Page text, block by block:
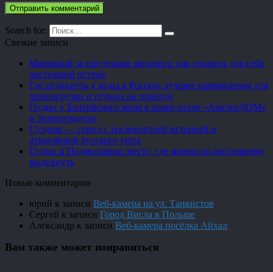
Search for:
Свежие записи
Маврикий за пределами шезлонга: как открыть для себя
настоящий остров
Где отдохнуть у воды в России: лучшие направления для
перезагрузки и отдыха на природе
Отдых у Балтийского моря в апарт-отеле «АмстерДОМ»
в Зеленоградске
Суздаль — город с тысячелетней историей и
атмосферой русского уюта
Отдых в Подмосковье: место, где можно по-настоящему
выдохнуть
Новые комментарии
юрий к записи Веб-камера на ул. Танкистов
Сергей к записи Город Висла в Польше
Александр к записи Веб-камера посёлка Айхал
Вам также может понравиться